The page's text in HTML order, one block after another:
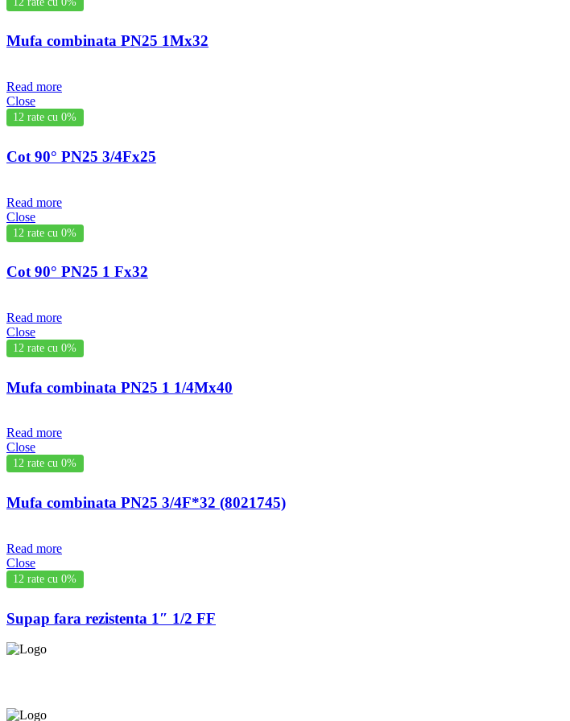
Mufa combinata PN25 1Mx32
Read more
Close
12 rate cu 0%
Cot 90° PN25 3/4Fx25
Read more
Close
12 rate cu 0%
Cot 90° PN25 1 Fx32
Read more
Close
12 rate cu 0%
Mufa combinata PN25 1 1/4Mx40
Read more
Close
12 rate cu 0%
Mufa combinata PN25 3/4F*32 (8021745)
Read more
Close
12 rate cu 0%
Supap fara rezistenta 1″ 1/2 FF